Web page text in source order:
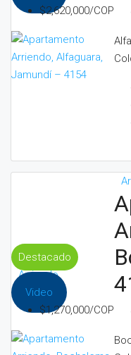
$2,620,000/COP
Destacado
Arriendo
Video
$1,270,000/COP